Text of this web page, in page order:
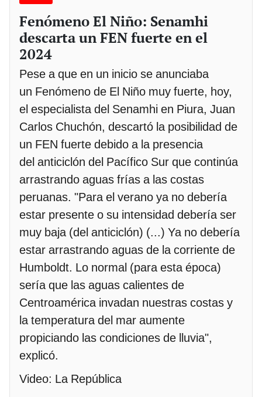
Fenómeno El Niño: Senamhi
descarta un FEN fuerte en el
2024
Pese a que en un inicio se anunciaba
un Fenómeno de El Niño muy fuerte, hoy,
el especialista del Senamhi en Piura, Juan
Carlos Chuchón, descartó la posibilidad de
un FEN fuerte debido a la presencia
del anticiclón del Pacífico Sur que continúa
arrastrando aguas frías a las costas
peruanas. "Para el verano ya no debería
estar presente o su intensidad debería ser
muy baja (del anticiclón) (...) Ya no debería
estar arrastrando aguas de la corriente de
Humboldt. Lo normal (para esta época)
sería que las aguas calientes de
Centroamérica invadan nuestras costas y
la temperatura del mar aumente
propiciando las condiciones de lluvia",
explicó.
Video: La República